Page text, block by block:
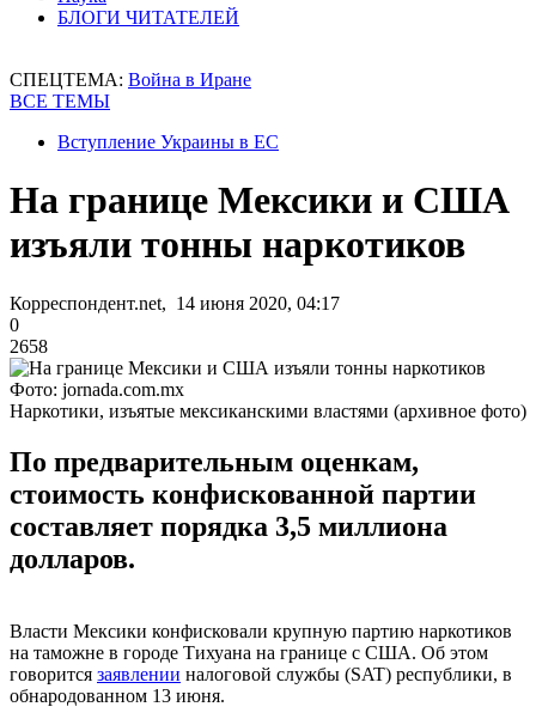
БЛОГИ ЧИТАТЕЛЕЙ
СПЕЦТЕМА: Война в Иране
ВСЕ ТЕМЫ
Вступление Украины в ЕС
На границе Мексики и США
изъяли тонны наркотиков
Корреспондент.net, 14 июня 2020, 04:17
0
2658
Фото: jornada.com.mx
Наркотики, изъятые мексиканскими властями (архивное фото)
По предварительным оценкам,
стоимость конфискованной партии
составляет порядка 3,5 миллиона
долларов.
Власти Мексики конфисковали крупную партию наркотиков
на таможне в городе Тихуана на границе с США. Об этом
говорится заявлении налоговой службы (SAT) республики, в
обнародованном 13 июня.